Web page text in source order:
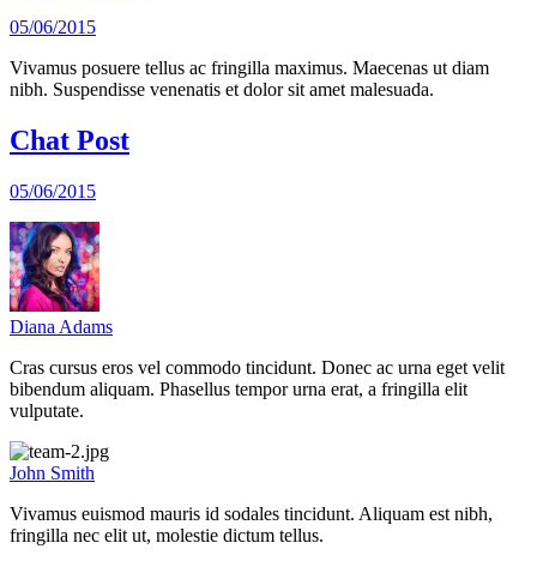
05/06/2015
Vivamus posuere tellus ac fringilla maximus. Maecenas ut diam
nibh. Suspendisse venenatis et dolor sit amet malesuada.
Chat Post
05/06/2015
Diana Adams
Cras cursus eros vel commodo tincidunt. Donec ac urna eget velit
bibendum aliquam. Phasellus tempor urna erat, a fringilla elit
vulputate.
John Smith
Vivamus euismod mauris id sodales tincidunt. Aliquam est nibh,
fringilla nec elit ut, molestie dictum tellus.